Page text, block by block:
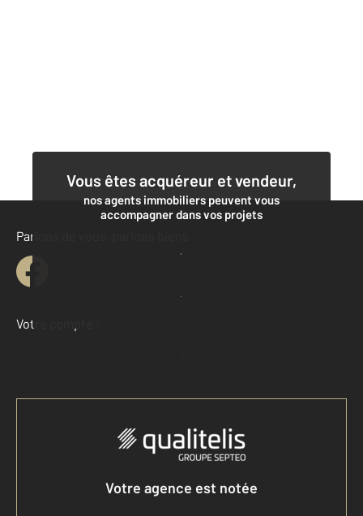
Vous êtes acquéreur et vendeur,
nos agents immobiliers peuvent vous
accompagner dans vos projets
Contacter l'agence
Demander une estimation
Parlons de vous, parlons biens
Votre compte :
Accéder à mon compte
Votre agence est notée